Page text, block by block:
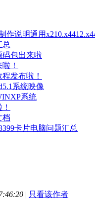
作说明通用
总
码包出来啦
！
发布啦！
系统映像
系统
档
卡片电脑问题汇总
| 只看该作者